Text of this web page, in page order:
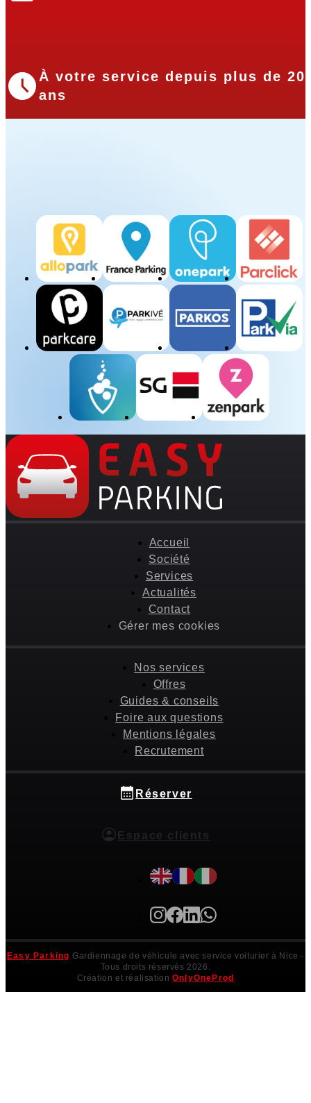
À votre service depuis plus de 20
ans
Accueil
Société
Services
Actualités
Contact
Gérer mes cookies
Nos services
Offres
Guides & conseils
Foire aux questions
Mentions légales
Recrutement
Réserver
Espace clients
Easy Parking Gardiennage de véhicule avec service voiturier à Nice -
Tous droits réservés 2026.
Création et réalisationOnlyOneProd